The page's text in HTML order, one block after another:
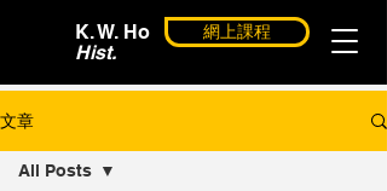
K. W. Ho
Hist.
網上課程
文章
All Posts